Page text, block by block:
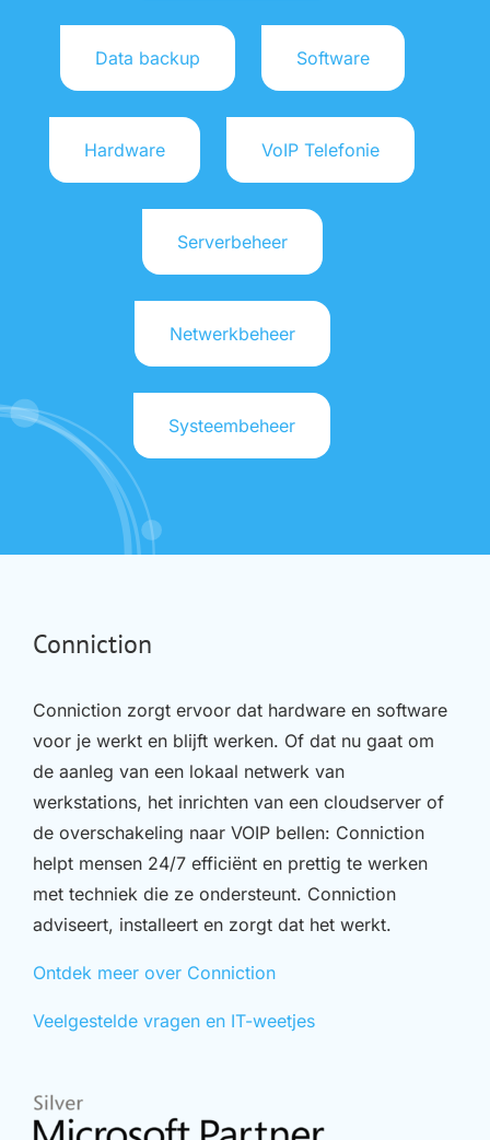
Data backup Software
Hardware VoIP Telefonie
Serverbeheer
Netwerkbeheer
Systeembeheer
Conniction
Conniction zorgt ervoor dat hardware en software
voor je werkt en blijft werken. Of dat nu gaat om
de aanleg van een lokaal netwerk van
werkstations, het inrichten van een cloudserver of
de overschakeling naar VOIP bellen: Conniction
helpt mensen 24/7 efficiënt en prettig te werken
met techniek die ze ondersteunt. Conniction
adviseert, installeert en zorgt dat het werkt.
Ontdek meer over Conniction
Veelgestelde vragen en IT-weetjes